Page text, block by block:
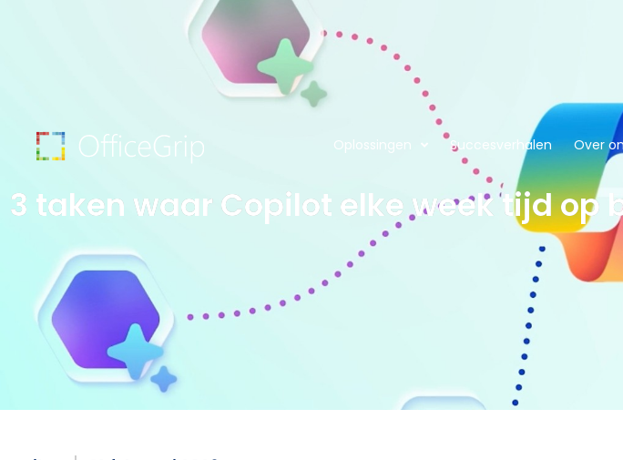
Oplossingen Succesverhalen Over
3 taken waar Copilot elke week tijd op